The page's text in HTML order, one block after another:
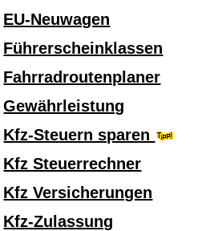
EU-Neuwagen
Führerscheinklassen
Fahrradroutenplaner
Gewährleistung
Kfz-Steuern sparen
Kfz Steuerrechner
Kfz Versicherungen
Kfz-Zulassung